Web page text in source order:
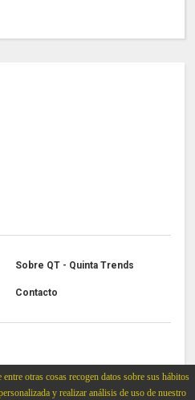
otras cosas recogen datos sobre sus hábitos
y realizar análisis de uso de nuestro
Sobre QT - Quinta Trends
Contacto